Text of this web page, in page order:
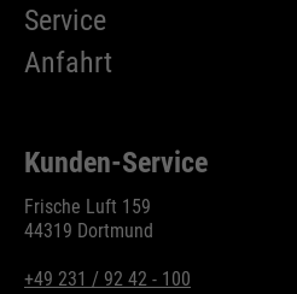
Service
Anfahrt
Kunden-Service
Frische Luft 159
44319 Dortmund
+49 231 / 92 42 - 100